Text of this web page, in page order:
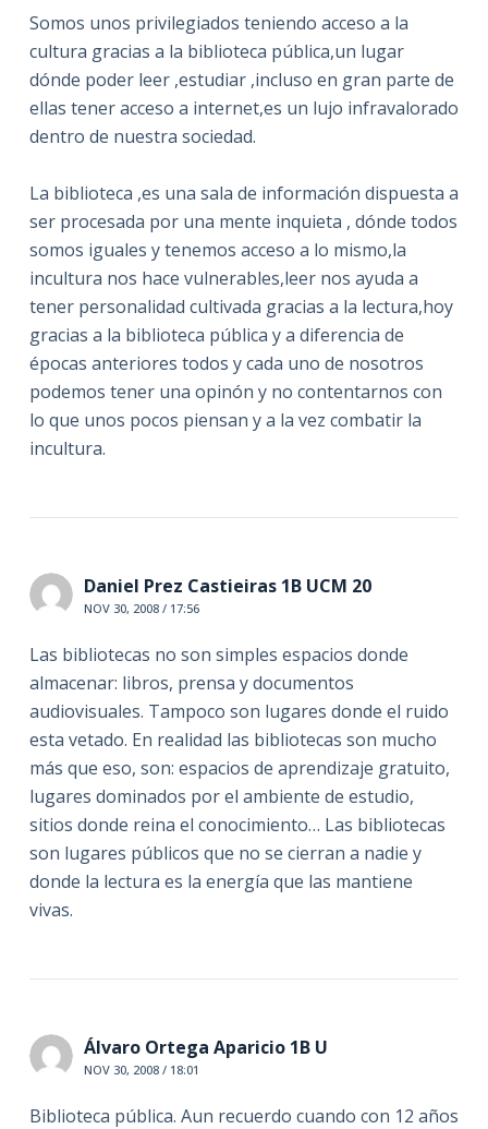
Somos unos privilegiados teniendo acceso a la
cultura gracias a la biblioteca pública,un lugar
dónde poder leer ,estudiar ,incluso en gran parte de
ellas tener acceso a internet,es un lujo infravalorado
dentro de nuestra sociedad.
La biblioteca ,es una sala de información dispuesta a
ser procesada por una mente inquieta , dónde todos
somos iguales y tenemos acceso a lo mismo,la
incultura nos hace vulnerables,leer nos ayuda a
tener personalidad cultivada gracias a la lectura,hoy
gracias a la biblioteca pública y a diferencia de
épocas anteriores todos y cada uno de nosotros
podemos tener una opinón y no contentarnos con
lo que unos pocos piensan y a la vez combatir la
incultura.
Daniel Prez Castieiras 1B UCM 20
NOV 30, 2008 / 17:56
Las bibliotecas no son simples espacios donde
almacenar: libros, prensa y documentos
audiovisuales. Tampoco son lugares donde el ruido
esta vetado. En realidad las bibliotecas son mucho
más que eso, son: espacios de aprendizaje gratuito,
lugares dominados por el ambiente de estudio,
sitios donde reina el conocimiento… Las bibliotecas
son lugares públicos que no se cierran a nadie y
donde la lectura es la energía que las mantiene
vivas.
Álvaro Ortega Aparicio 1B U
NOV 30, 2008 / 18:01
Biblioteca pública. Aun recuerdo cuando con 12 años